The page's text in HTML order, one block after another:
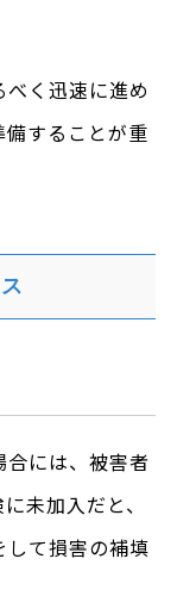
く迅速に進め
することが重
には、被害者
未加入だと、
て損害の補填